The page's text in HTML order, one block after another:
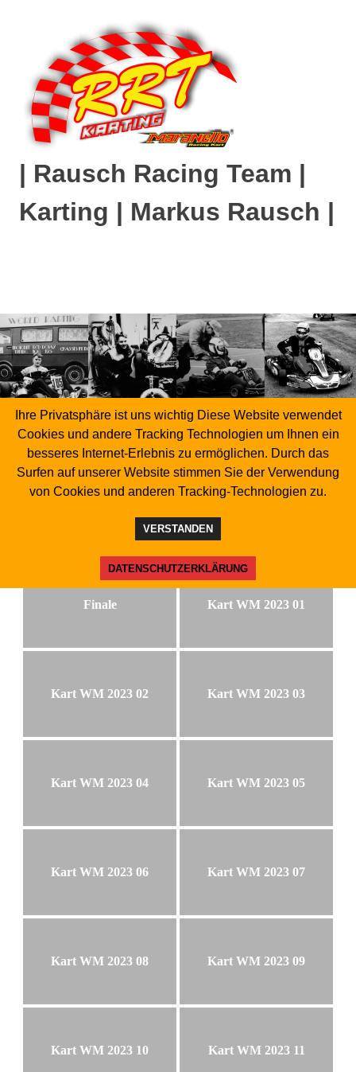
| Rausch Racing Team |
Karting | Markus Rausch |
Foto Galerien
2023 FIA Kart Weltmeisterschaft
Finale Kart WM 2023 01
Kart WM 2023 02 Kart WM 2023 03
Kart WM 2023 04 Kart WM 2023 05
Kart WM 2023 06 Kart WM 2023 07
Kart WM 2023 08 Kart WM 2023 09
Kart WM 2023 10 Kart WM 2023 11
Ihre Privatsphäre ist uns wichtig Diese Website verwendet
Cookies und andere Tracking Technologien um Ihnen ein
besseres Internet-Erlebnis zu ermöglichen. Durch das
Surfen auf unserer Website stimmen Sie der Verwendung
von Cookies und anderen Tracking-Technologien zu.
VERSTANDEN
DATENSCHUTZERKLÄRUNG